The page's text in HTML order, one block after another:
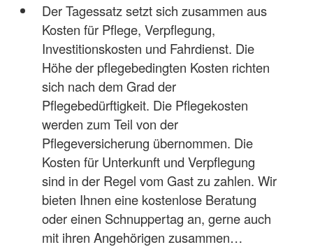
Der Tagessatz setzt sich zusammen aus
Kosten für Pflege, Verpflegung,
Investitionskosten und Fahrdienst. Die
Höhe der pflegebedingten Kosten richten
sich nach dem Grad der
Pflegebedürftigkeit. Die Pflegekosten
werden zum Teil von der
Pflegeversicherung übernommen. Die
Kosten für Unterkunft und Verpflegung
sind in der Regel vom Gast zu zahlen. Wir
bieten Ihnen eine kostenlose Beratung
oder einen Schnuppertag an, gerne auch
mit ihren Angehörigen zusammen…